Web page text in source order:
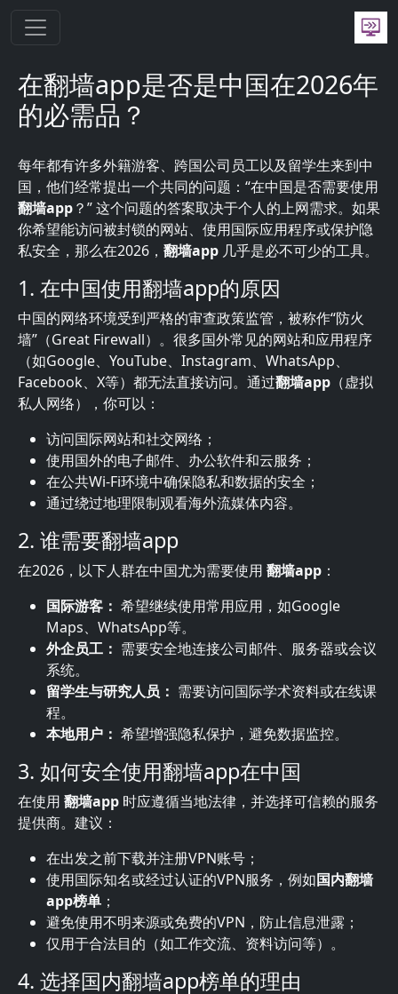
在翻墙app是否是中国在2026年
的必需品？
每年都有许多外籍游客、跨国公司员工以及留学生来到中
国，他们经常提出一个共同的问题：“在中国是否需要使用
翻墙app？” 这个问题的答案取决于个人的上网需求。如果
你希望能访问被封锁的网站、使用国际应用程序或保护隐
私安全，那么在2026， 翻墙app 几乎是必不可少的工具。
1. 在中国使用翻墙app的原因
中国的网络环境受到严格的审查政策监管，被称作“防火
墙”（Great Firewall）。很多国外常见的网站和应用程序
（如Google、YouTube、Instagram、WhatsApp、
Facebook、X等）都无法直接访问。通过翻墙app （虚拟
私人网络），你可以：
访问国际网站和社交网络；
使用国外的电子邮件、办公软件和云服务；
在公共Wi-Fi环境中确保隐私和数据的安全；
通过绕过地理限制观看海外流媒体内容。
2. 谁需要翻墙app
在2026，以下人群在中国尤为需要使用 翻墙app ：
国际游客： 希望继续使用常用应用，如Google
Maps、WhatsApp等。
外企员工： 需要安全地连接公司邮件、服务器或会议
系统。
留学生与研究人员： 需要访问国际学术资料或在线课
程。
本地用户： 希望增强隐私保护，避免数据监控。
3. 如何安全使用翻墙app在中国
在使用 翻墙app 时应遵循当地法律，并选择可信赖的服务
提供商。建议：
在出发之前下载并注册VPN账号；
使用国际知名或经过认证的VPN服务，例如国内翻墙
app榜单 ；
避免使用不明来源或免费的VPN，防止信息泄露；
仅用于合法目的（如工作交流、资料访问等）。
4. 选择国内翻墙app榜单的理由